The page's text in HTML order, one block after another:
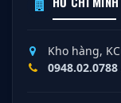
Kho hàng,
0948.02.0788